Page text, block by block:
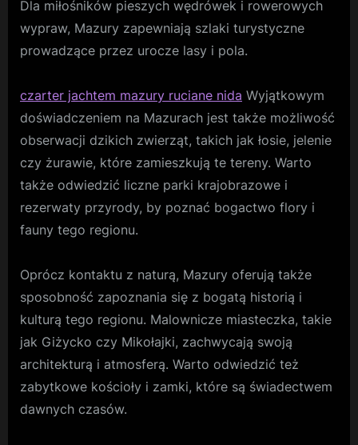
Dla miłośników pieszych wędrówek i rowerowych
wypraw, Mazury zapewniają szlaki turystyczne
prowadzące przez urocze lasy i pola.
czarter jachtem mazury ruciane nida Wyjątkowym
doświadczeniem na Mazurach jest także możliwość
obserwacji dzikich zwierząt, takich jak łosie, jelenie
czy żurawie, które zamieszkują te tereny. Warto
także odwiedzić liczne parki krajobrazowe i
rezerwaty przyrody, by poznać bogactwo flory i
fauny tego regionu.
Oprócz kontaktu z naturą, Mazury oferują także
sposobność zapoznania się z bogatą historią i
kulturą tego regionu. Malownicze miasteczka, takie
jak Giżycko czy Mikołajki, zachwycają swoją
architekturą i atmosferą. Warto odwiedzić też
zabytkowe kościoły i zamki, które są świadectwem
dawnych czasów.